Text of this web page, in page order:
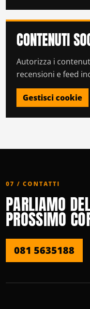
CONTENUTI
Autorizza i
recensioni e feed
Gestisci cookie
07 / CONTATTI
PARLIAMO
PROSSIMO
081 5635188